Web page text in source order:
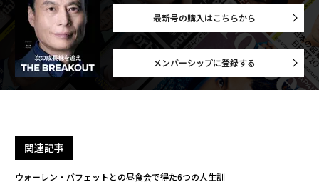
最新号の購入はこちらから
メンバーシップに登録する
関連記事
ウォーレン・バフェットとの昼食会で得た6つの人生訓